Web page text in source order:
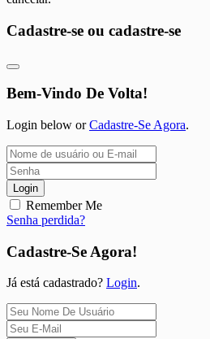
Cadastre-se ou cadastre-se
Bem-Vindo De Volta!
Login below orCadastre-Se Agora.
Login
Remember Me
Senha perdida?
Cadastre-Se Agora!
Já está cadastrado? Login.